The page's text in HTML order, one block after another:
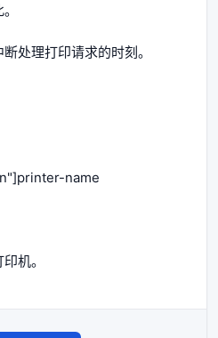
处理打印请求的时刻。
name
机。